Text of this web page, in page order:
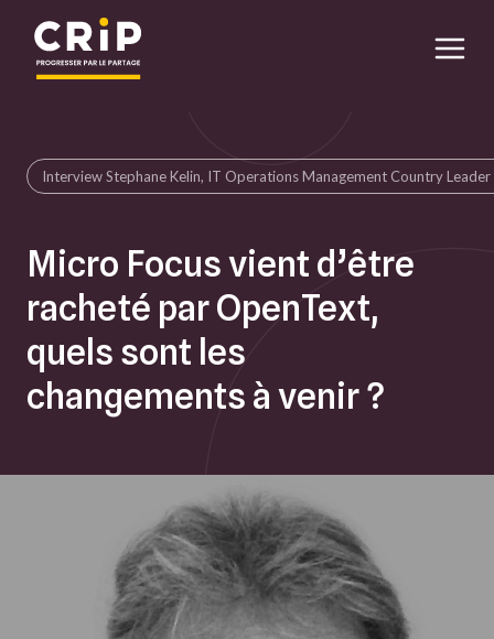
Interview Stephane Kelin, IT Operations Management Country
Micro Focus vient d’être
racheté par OpenText,
quels sont les
changements à venir ?